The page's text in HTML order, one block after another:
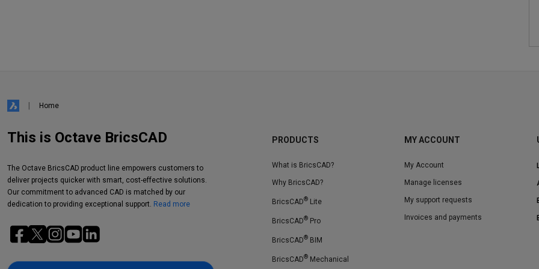
Home
This is Octave BricsCAD
The Octave BricsCAD product line empowers customers to
deliver projects quicker with smart, cost-effective solutions.
Our commitment to advanced CAD is matched by our
dedication to providing exceptional support. Read more
PRODUCTS
What is BricsCAD?
Why BricsCAD?
BricsCAD® Lite
BricsCAD® Pro
BricsCAD® BIM
BricsCAD® Mechanical
MY ACCOUNT
My Account
Manage licenses
My support requests
Invoices and payments